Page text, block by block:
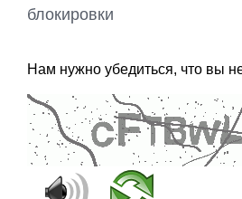
блокировки
Нам нужно убедиться, что вы